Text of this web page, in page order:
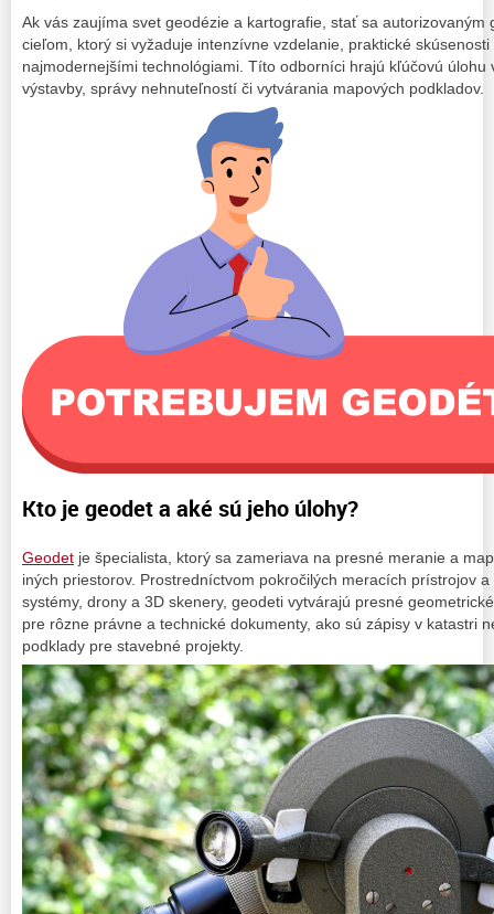
Ak vás zaujíma svet geodézie a kartografie, stať sa autorizovaným
cieľom, ktorý si vyžaduje intenzívne vzdelanie, praktické
najmodernejšími technológiami. Títo odborníci hrajú kľúčovú úlohu
výstavby, správy nehnuteľností či vytvárania mapových podkladov.
Kto je geodet a aké sú jeho úlohy?
Geodet je špecialista, ktorý sa zameriava na presné meranie a
iných priestorov. Prostredníctvom pokročilých meracích prístrojov
systémy, drony a 3D skenery, geodeti vytvárajú presné
pre rôzne právne a technické dokumenty, ako sú zápisy v katastri
podklady pre stavebné projekty.